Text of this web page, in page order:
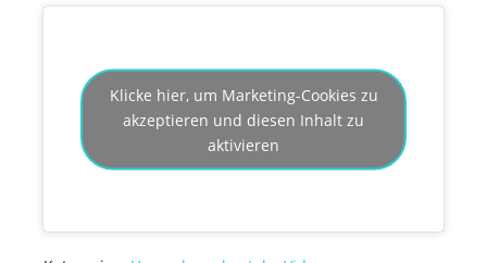
Klicke hier, um Marketing-Cookies zu
akzeptieren und diesen Inhalt zu
aktivieren